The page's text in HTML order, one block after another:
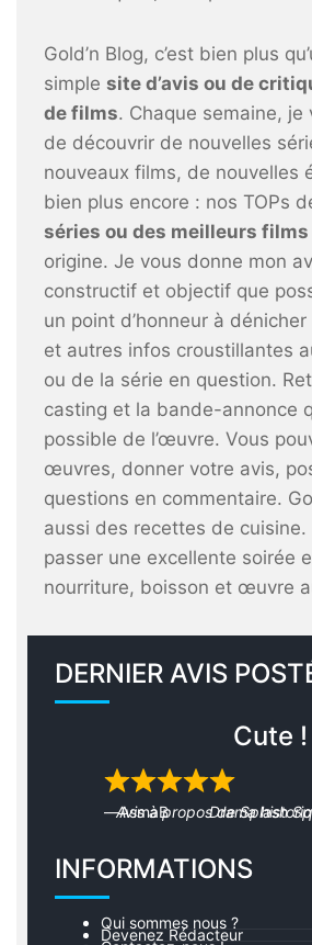
Gold’n Blog, c’est bien plus
simple site d’avis ou de
de films. Chaque semaine, je
de découvrir de nouvelles
nouveaux films, de nouvelles
bien plus encore : nos TOPs
séries ou des meilleurs films
origine. Je vous donne mon
constructif et objectif que
un point d’honneur à
et autres infos croustillantes
ou de la série en question.
casting et la bande-annonce
possible de l’œuvre. Vous
œuvres, donner votre avis,
questions en commentaire.
aussi des recettes de cuisine.
passer une excellente soirée
nourriture, boisson et œuvre
DERNIER AVIS
Cute !
Rated
5
out of 5
Avis à propos deSplash Splash LOVE, le K-Drama
AsmaB
INFORMATIONS
Qui sommes nous ?
Devenez Rédacteur